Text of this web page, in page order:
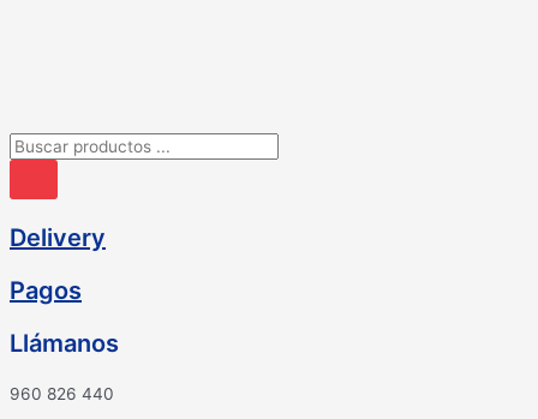
Búsqueda
productos
Delivery
Pagos
Llámanos
960 826 440